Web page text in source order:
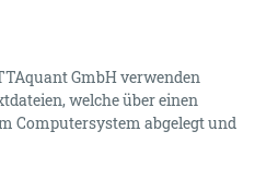
GmbH verwenden
welche über einen
Computersystem abgelegt und